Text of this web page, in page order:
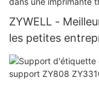
ZYWELL -
les petites
réception de
imprimante